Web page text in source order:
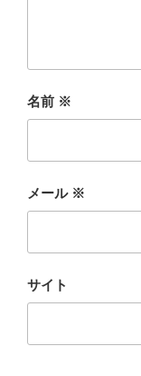
名前 ※
メール ※
サイト